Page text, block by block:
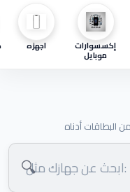
إكسسوارات
موبايل
اجهزه
البطاقات أدناه
🔍